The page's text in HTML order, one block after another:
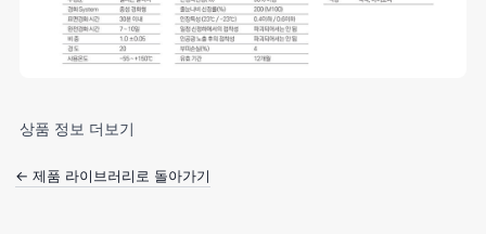
상품 정보 더보기
← 제품 라이브러리로 돌아가기